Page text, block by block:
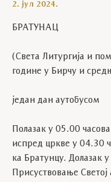
2. јул 2024.
БРАТУНАЦ
(Света Литургија и
године у Бирчу и
jедан дан аутобусом
Полазак у 05.00
испред цркве у 04.30
ка Братунцу. Долазак
Присуствовање Светој